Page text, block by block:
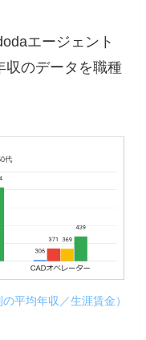
エージェント
収のデータを職種
平均年収／生涯賃金）